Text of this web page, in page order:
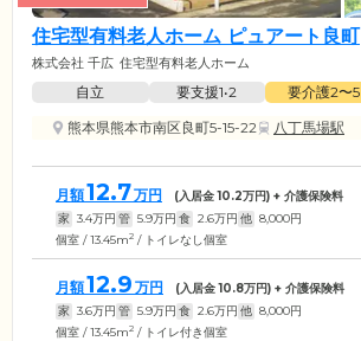
住宅型有料老人ホーム ピュアート良町
株式会社 千広 住宅型有料老人ホーム
自立 要支援1•2 要介護2〜5
熊本県熊本市南区良町5-15-22
八丁馬場駅
月額12.7万円 (入居金10.2万円) + 介護保険料
家 3.4万円 管 5.9万円 食 2.6万円 他 8,000円
個室 / 13.45m2 / トイレなし個室
月額12.9 万円 (入居金10.8万円) + 介護保険料
家 3.6万円 管 5.9万円 食 2.6万円 他 8,000円
個室 / 13.45m2 / トイレ付き個室